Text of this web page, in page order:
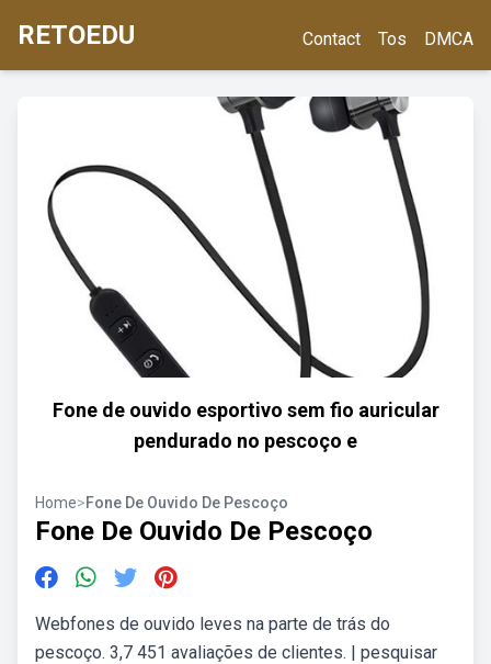
RETOEDU Contact Tos DMCA
Fone de ouvido esportivo sem fio auricular
pendurado no pescoço e
Home>Fone De Ouvido De Pescoço
Fone De Ouvido De Pescoço
Webfones de ouvido leves na parte de trás do
pescoço. 3,7 451 avaliações de clientes. | pesquisar